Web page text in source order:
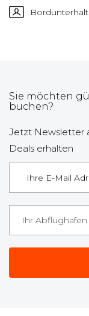
Sie möchten
buchen?
Jetzt Newsletter
Deals erhalten
Ihr Abflughafen